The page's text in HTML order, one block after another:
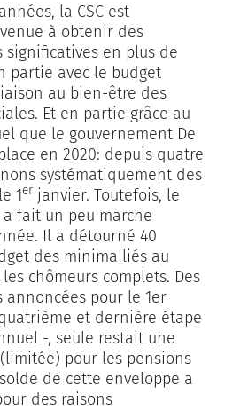
la CSC est
à obtenir des
significatives en plus de
partie avec le budget
au bien-être des
Et en partie grâce au
que le gouvernement De
en 2020: depuis quatre
systématiquement des
1er janvier. Toutefois, le
fait un peu marche
Il a détourné 40
des minima liés au
chômeurs complets. Des
annoncées pour le 1er
et dernière étape
-, seule restait une
pour les pensions
de cette enveloppe a
des raisons